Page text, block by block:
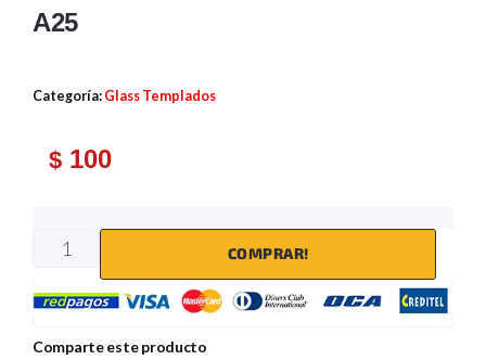
A25
Categoría: Glass Templados
$ 100
COMPRAR!
Comparte este producto